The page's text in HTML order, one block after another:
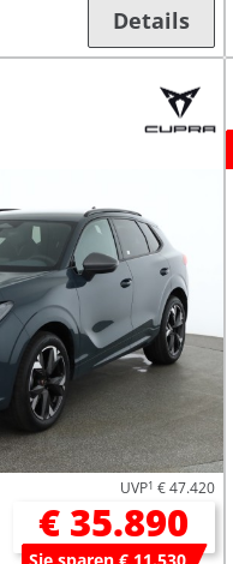
Details
UVP1 € 47.420
€ 35.890